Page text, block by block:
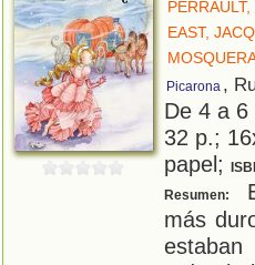
EAST,
Picarona ,
De 4 a
32 p.;
papel;
Resumen:
más